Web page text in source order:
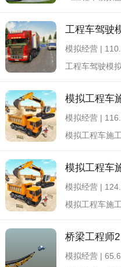
工程车驾驶
模拟经营 |
模拟工程车
模拟经营 |
模拟工程车
模拟经营 |
桥梁工程师2
模拟经营 |